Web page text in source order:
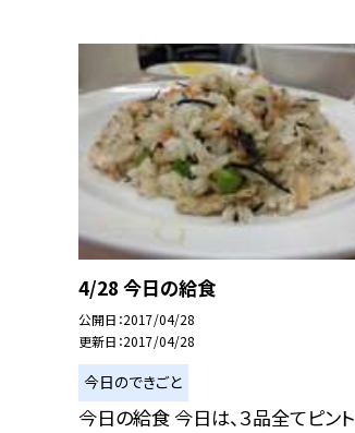
4/28 今日の給食
公開日 2017/04/28
更新日 2017/04/28
今日のできごと
今日の給食 今日は、３品全てピント